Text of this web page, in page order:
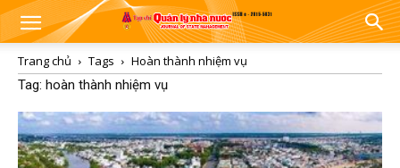
Trang chủ Tags
Hoàn thành nhiệm vụ
Tag: hoàn thành nhiệm vụ